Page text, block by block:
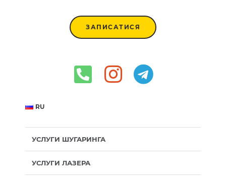
ЗАПИСАТИСЯ
RU
УСЛУГИ ШУГАРИНГА
УСЛУГИ ЛАЗЕРА